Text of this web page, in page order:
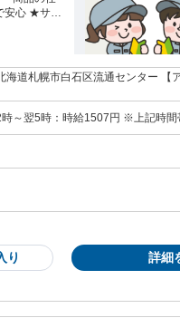
流通センター 【アクセス】 JR大谷地駅
ル札幌第二支店】 〒
2条ビル7F ※さっぽろ駅徒歩3
～翌5時：時給1507円 ※上記時間
り 詳細